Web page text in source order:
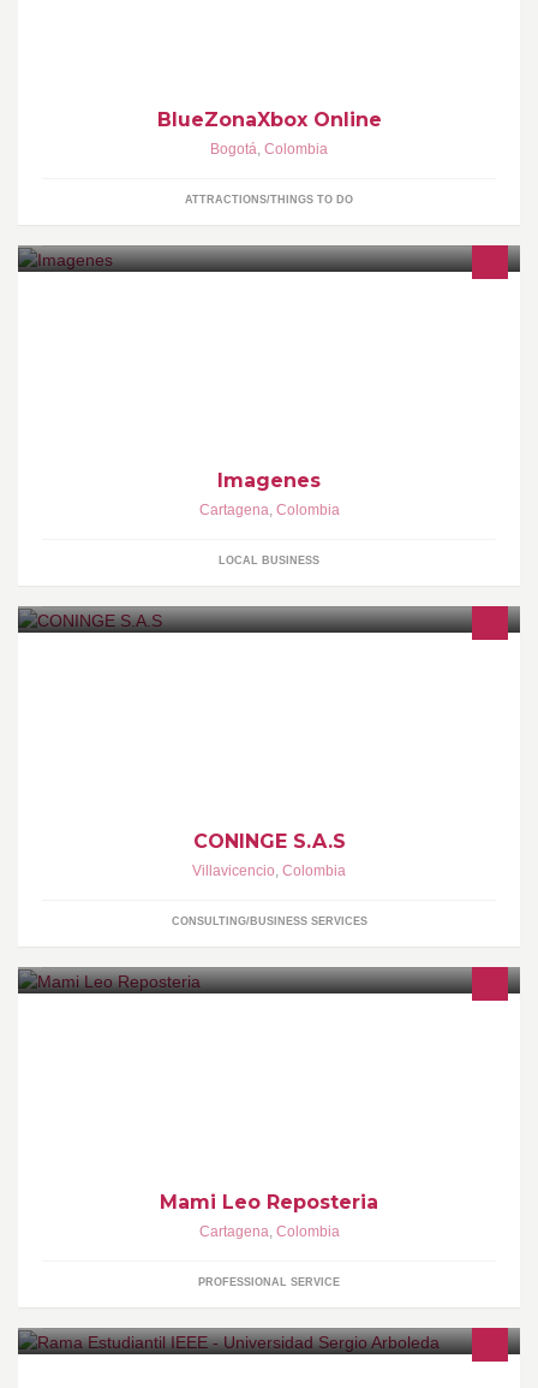
BlueZonaXbox Online
Bogotá, Colombia
ATTRACTIONS/THINGS TO DO
Imagenes
Cartagena, Colombia
LOCAL BUSINESS
CONINGE S.A.S
Villavicencio, Colombia
CONSULTING/BUSINESS SERVICES
Mami Leo Reposteria
Cartagena, Colombia
PROFESSIONAL SERVICE